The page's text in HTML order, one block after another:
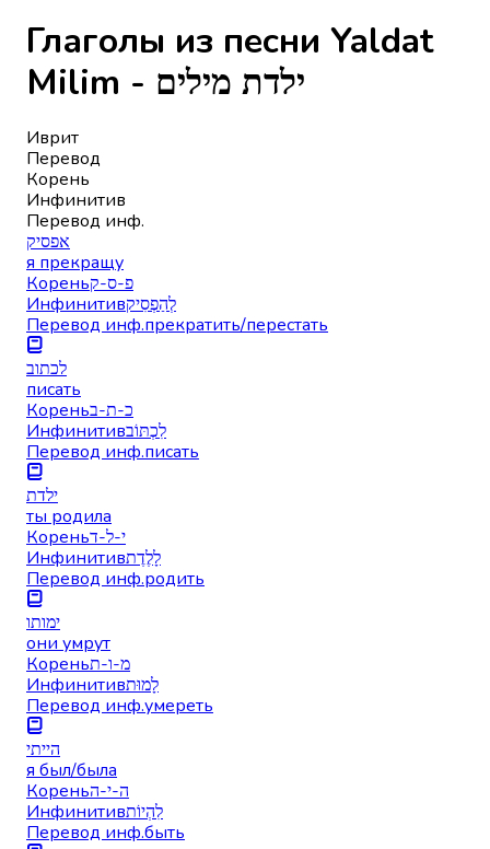
Глаголы из песни Yaldat
Milim - ילדת מילים
Иврит
Перевод
Корень
Инфинитив
Перевод инф.
אפסיק
я прекращу
Кореньפ-ס-ק
Инфинитивלְהַפְסִיק
Перевод инф.прекратить/перестать
לכתוב
писать
Кореньכ-ת-ב
Инфинитивלִכְתּוֹב
Перевод инф.писать
ילדת
ты родила
Кореньי-ל-ד
Инфинитивלָלֶדֶת
Перевод инф.родить
ימותו
они умрут
Кореньמ-ו-ת
Инфинитивלָמוּת
Перевод инф.умереть
הייתי
я был/была
Кореньה-י-ה
Инфинитивלִהְיוֹת
Перевод инф.быть